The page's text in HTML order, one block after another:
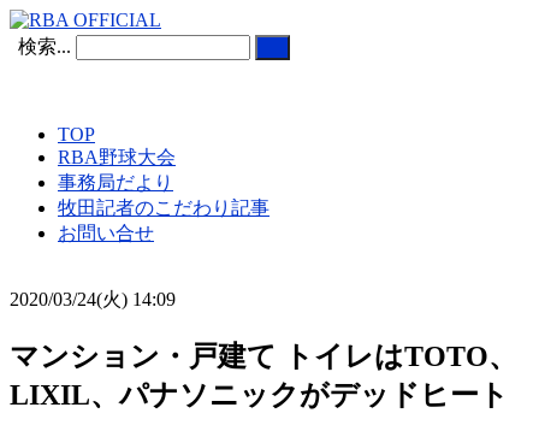
検索...
TOP
RBA野球大会
事務局だより
牧田記者のこだわり記事
お問い合せ
2020/03/24(火) 14:09
マンション・戸建て トイレはTOTO、
LIXIL、パナソニックがデッドヒート